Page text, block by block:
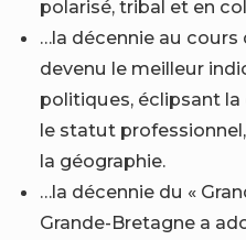
polarisé, tribal et en
…la décennie au cours
devenu le meilleur
politiques, éclipsant la
le statut
la géographie.
…la décennie du «
Grande-Bretagne a